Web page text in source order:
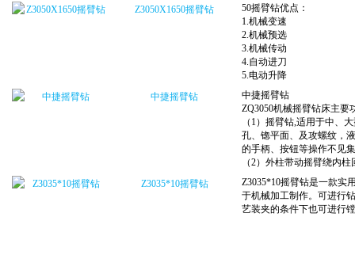
Z3050X1650摇臂钻
中捷摇臂钻
Z3035*10摇臂钻